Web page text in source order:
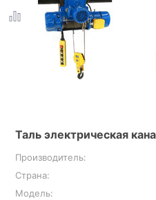
Таль электрическая
Производитель:
Страна:
Модель: